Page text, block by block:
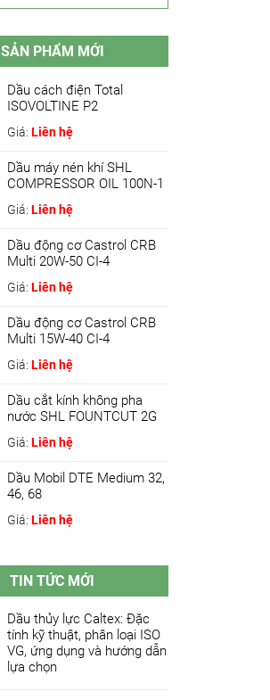
SẢN PHẨM MỚI
Dầu cách điện Total
ISOVOLTINE P2
Giá: Liên hệ
Dầu máy nén khí SHL
COMPRESSOR OIL 100N-1
Giá: Liên hệ
Dầu động cơ Castrol CRB
Multi 20W-50 CI-4
Giá: Liên hệ
Dầu động cơ Castrol CRB
Multi 15W-40 CI-4
Giá: Liên hệ
Dầu cắt kính không pha
nước SHL FOUNTCUT 2G
Giá: Liên hệ
Dầu Mobil DTE Medium 32,
46, 68
Giá: Liên hệ
TIN TỨC MỚI
Dầu thủy lực Caltex: Đặc
tính kỹ thuật, phân loại ISO
VG, ứng dụng và hướng dẫn
lựa chọn